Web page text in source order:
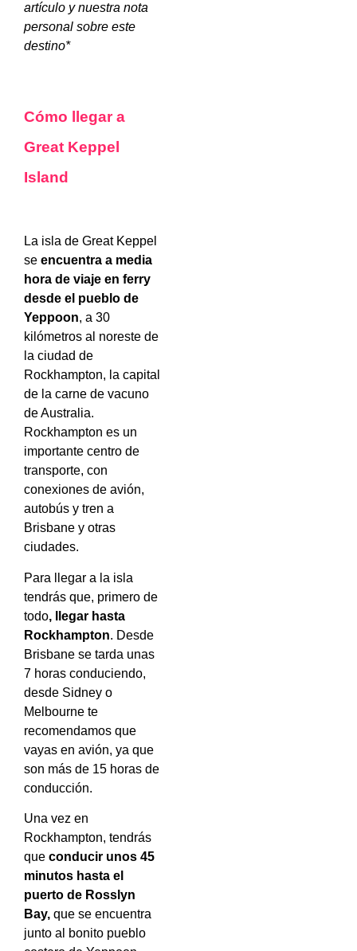
artículo y nuestra nota
personal sobre este
destino*
Cómo llegar a
Great Keppel
Island
La isla de Great Keppel
se encuentra a media
hora de viaje en ferry
desde el pueblo de
Yeppoon, a 30
kilómetros al noreste de
la ciudad de
Rockhampton, la capital
de la carne de vacuno
de Australia.
Rockhampton es un
importante centro de
transporte, con
conexiones de avión,
autobús y tren a
Brisbane y otras
ciudades.
Para llegar a la isla
tendrás que, primero de
todo, llegar hasta
Rockhampton. Desde
Brisbane se tarda unas
7 horas conduciendo,
desde Sidney o
Melbourne te
recomendamos que
vayas en avión, ya que
son más de 15 horas de
conducción.
Una vez en
Rockhampton, tendrás
que conducir unos 45
minutos hasta el
puerto de Rosslyn
Bay, que se encuentra
junto al bonito pueblo